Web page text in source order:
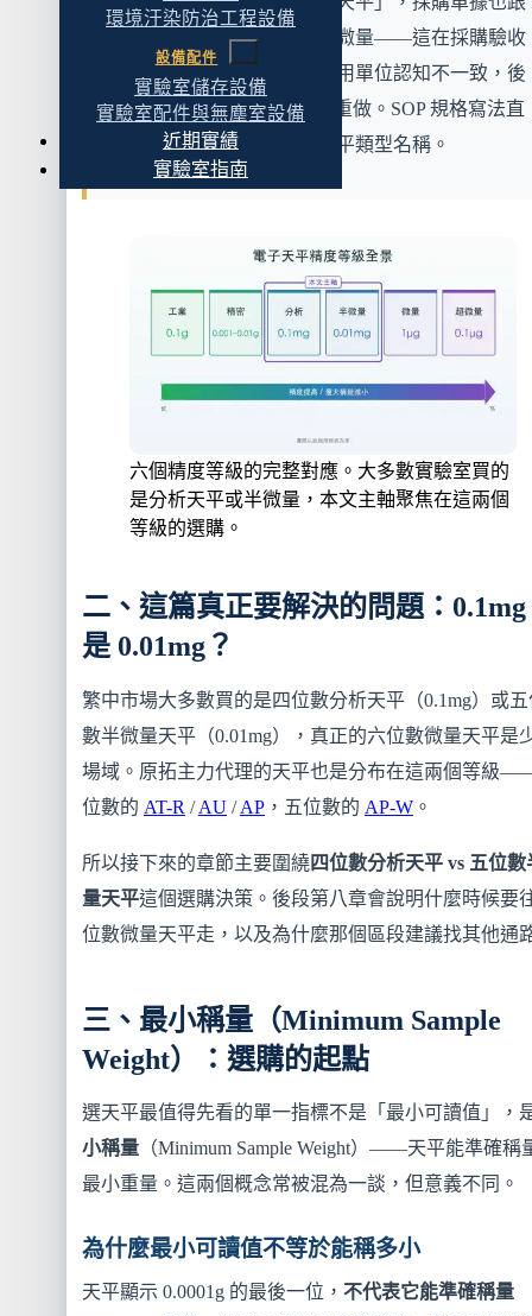
環境汙染防治工程設備
設備配件
實驗室儲存設備
實驗室配件與無塵室設備
近期實績
實驗室指南
著寫，實際到貨是五位數半微量——這在採購驗收
常出包。一旦進貨單據跟使用單位認知不一致，後
面 IQ/OQ/PQ 確效紀錄都要重做。SOP 規格寫法直
最小可讀值 ，不要寫天平類型名稱。
六個精度等級的完整對應。大多數實驗室買的
是分析天平或半微量，本文主軸聚焦在這兩個
等級的選購。
二、這篇真正要解決的問題：0.1mg
是 0.01mg？
繁中市場大多數買的是四位數分析天平（0.1mg）或五
數半微量天平（0.01mg），真正的六位數微量天平是
場域。原拓主力代理的天平也是分布在這兩個等級
位數的 AT-R /AU/AP，五位數的 AP-W。
所以接下來的章節主要圍繞四位數分析天平 vs 五位數
量天平這個選購決策。後段第八章會說明什麼時候要
位數微量天平走，以及為什麼那個區段建議找其他通
三、最小稱量（Minimum Sample
Weight）：選購的起點
選天平最值得先看的單一指標不是「最小可讀值」，
小稱量（Minimum Sample Weight）——天平能準確稱
最小重量。這兩個概念常被混為一談，但意義不同。
為什麼最小可讀值不等於能稱多小
天平顯示 0.0001g 的最後一位， 不代表它能準確稱量